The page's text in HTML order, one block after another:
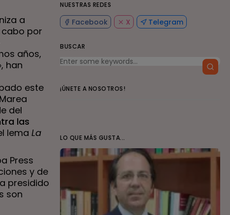
NUESTRAS REDES
Facebook X Telegram
BUSCAR
¡ÚNETE A NOSOTROS!
LO QUE MÁS GUSTA...
a
por
años,
han
este
del
las
lema La
Press
y de
presidido
son